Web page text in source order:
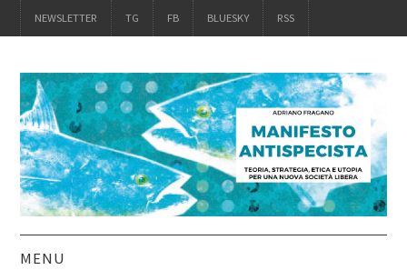
NEWSLETTER TG FB BLUESKY RSS
MENU